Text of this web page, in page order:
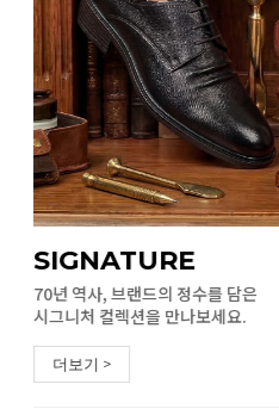
SIGNATURE
70년 역사, 브랜드의 정수를 담은
시그니처 컬렉션을 만나보세요.
더보기 >